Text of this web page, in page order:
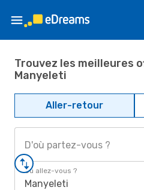
Trouvez les meilleures
Manyeleti
Aller-retour
D'où partez-vous ?
Où allez-vous ?
Manyeleti